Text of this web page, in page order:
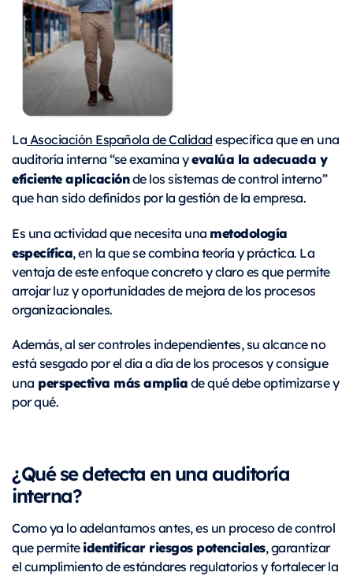
La Asociación Española de Calidadespecifica que en una
auditoría interna “se examina yevalúa la adecuada y
eficiente aplicaciónde los sistemas de control interno”
que han sido definidos por la gestión de la empresa.
Es una actividad que necesita una metodología
específica, en la que se combina teoría y práctica. La
ventaja de este enfoque concreto y claro es que permite
arrojar luz y oportunidades de mejora de los procesos
organizacionales.
Además, al ser controles independientes, su alcance no
está sesgado por el día a día de los procesos y consigue
una perspectiva más ampliade qué debe optimizarse y
por qué.
¿Qué se detecta en una auditoría
interna?
Como ya lo adelantamos antes, es un proceso de control
que permiteidentificar riesgos potenciales, garantizar
el cumplimiento de estándares regulatorios y fortalecer la